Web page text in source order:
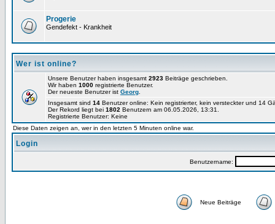
Progerie
Gendefekt - Krankheit
Wer ist online?
Unsere Benutzer haben insgesamt 2923 Beiträge geschrieben.
Wir haben 1000 registrierte Benutzer.
Der neueste Benutzer ist Georg
Insgesamt sind 14 Benutzer online: Kein registrierter, kein versteckter und 14
Der Rekord liegt bei 1802 Benutzern am 06.05.2026, 13:31.
Registrierte Benutzer: Keine
Diese Daten zeigen an, wer in den letzten 5 Minuten online war.
Login
Benutzername:
Neue Beiträge